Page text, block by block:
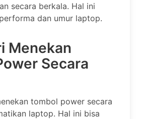
secara berkala. Hal ini
dan umur laptop.
Menekan
Secara
tombol power secara
laptop. Hal ini bisa